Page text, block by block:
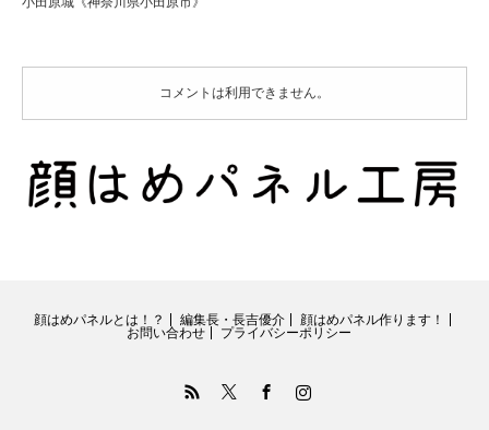
コメントは利用できません。
顔はめパネルとは！？ 編集長・長吉優介
顔はめパネル作ります！
お問い合わせ
プライバシーポリシー
FacebookInstagram